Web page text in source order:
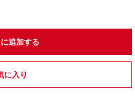
追加する
に入り